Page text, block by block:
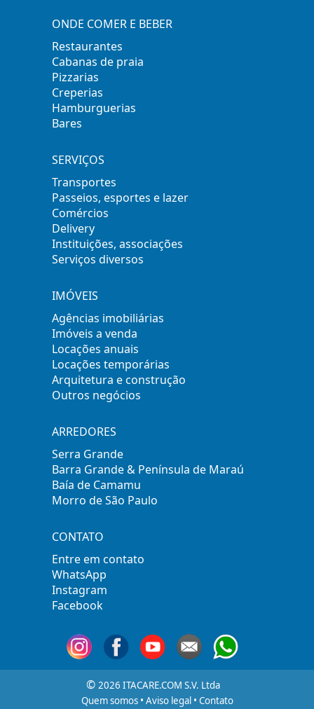
ONDE COMER E BEBER
Restaurantes
Cabanas de praia
Pizzarias
Creperias
Hamburguerias
Bares
SERVIÇOS
Transportes
Passeios, esportes e lazer
Comércios
Delivery
Instituições, associações
Serviços diversos
IMÓVEIS
Agências imobiliárias
Imóveis a venda
Locações anuais
Locações temporárias
Arquitetura e construção
Outros negócios
ARREDORES
Serra Grande
Barra Grande & Península de Maraú
Baía de Camamu
Morro de São Paulo
CONTATO
Entre em contato
WhatsApp
Instagram
Facebook
© 2026 ITACARE.COM S.V. Ltda
Quem somos• Aviso legal• Contato